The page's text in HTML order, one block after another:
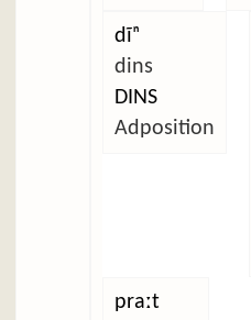
dĩⁿ
dins
DINS
Adposition
praːt